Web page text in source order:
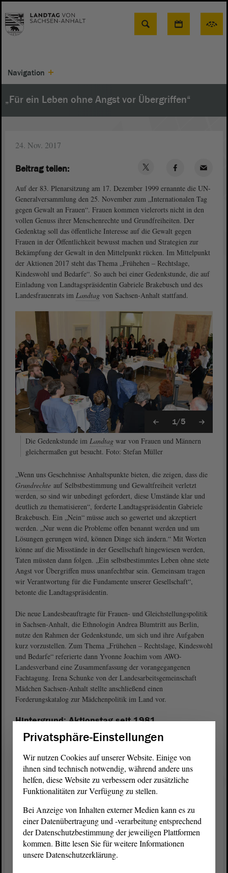
Suche
Navigation
„Für ein Leben ohne Angst vor Übergriffen“
24. Nov. 2017
Auf der 83. Plenarsitzung am 17. Dezember 1999 ernannte die UN-
Generalversammlung den 25. November zum „Internationalen Tag
gegen Gewalt an Frauen“. Frauen kommen vielerorts nicht in den
vollen Genuss ihrer Menschenrechte und Grundfreiheiten. Der
Gedenktag soll das öffentliche Interesse auf die Gewalt gegen
Frauen in der Öffentlichkeit bewusst machen und Strategien zur
Bekämpfung der Gewalt in den Mittelpunkt rücken. Im Mittelpunkt
der Aktionen 2017 steht das Thema „Frühehen – Rechtslage,
Kindeswohl und Bedarfe“. So auch bei einer Gedenkstunde, die auf
Einladung von Landtagspräsidentin Gabriele Brakebusch und des
Landesfrauenrats im Landtag von Sachsen-Anhalt stattfand.
1/5
Die Gedenkstunde im Landtag war von Frauen und Männern
gleichermaßen gut besucht. Foto: Stefan Müller
„Wenn uns Geschehnisse Anhaltspunkte bieten, die zeigen, dass die
Grundrechte auf Selbstbestimmung und Gewaltfreiheit verletzt
werden, so sind wir unbedingt gefordert, diese Umstände klar und
deutlich zu thematisieren“, forderte Landtagspräsidentin Gabriele
Brakebusch. Ein „Nein“ müsse auch so gewertet und akzeptiert
werden. „Nur wenn die Probleme offen benannt werden und um
Lösungen gerungen wird, können Dinge sich ändern.“ Mit Worten
könne auf die Missstände in der Gesellschaft hingewiesen werden,
Taten müssten dann folgen. „Ein selbstbestimmtes Leben ohne stete
Angst vor Übergriffen muss unanfechtbar sein. Gemeinsam tragen
wir Verantwortung für die Fundamente unserer Gesellschaft“,
betonte die Landtagspräsidentin.
Die neue Landesbeauftragte für Frauen- und Gleichstellungspolitik
in Sachsen-Anhalt, die Ethnologin Andrea Blumtritt aus Berlin,
nutze den Rahmen der Gedenkstunde, um sich und ihre Aufgaben
kurz vorzustellen. Zum Thema „Frühehen – Rechtslage, Kindeswohl
und Bedarfe“ referierte dann Yvonne Joachim vom AWO-
Landesverband eine Zusammenfassung der vorangegangenen
Fachtagung. Irena Schunke von der Landesarbeitsgemeinschaft
Mädchen Sachsen-Anhalt stellte anschließend einen
Forderungskatalog zur Mädchenpolitik im Land vor.
Hintergrund: Aktionstag seit 1981
Aber schon seit 1981 organisieren Menschenrechtsorganisationen
alljährlich zum 25. November Veranstaltungen, bei denen die
Einhaltung der Menschenrechte von Frauen und Mädchen auf die
Agenda gesetzt werden. Ins Zentrum rücken dabei die Themen
Zwangsprostitution, sexueller Missbrauch, Sextourismus,
Vergewaltigung ebenso wie Genitalverstümmelung, Häusliche
Bundesweit bekannt ist inzwischen die Fahnenaktion von Terre des
Femmes. Am 25. November 2001 ließ die Frauenrechtsorganisation
zum ersten Mal die Fahnen wehen, um ein Zeichen gegen Gewalt an
Frauen zu setzen. Seither wird die Aktion von zahlreichen Frauen-
Beitrag teilen:
Privatsphäre-Einstellungen
Wir nutzen Cookies auf unserer Website. Einige von
ihnen sind technisch notwendig, während andere uns
helfen, diese Website zu verbessern oder zusätzliche
Funktionalitäten zur Verfügung zu stellen.
Bei Anzeige von Inhalten externer Medien kann es zu
einer Datenübertragung und -verarbeitung entsprechend
der Datenschutzbestimmung der jeweiligen Plattformen
kommen. Bitte lesen Sie für weitere Informationen
unsere Datenschutzerklärung.